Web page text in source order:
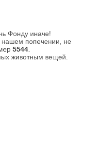
Фонду иначе!
нашем попечении, не
5544.
животным вещей.